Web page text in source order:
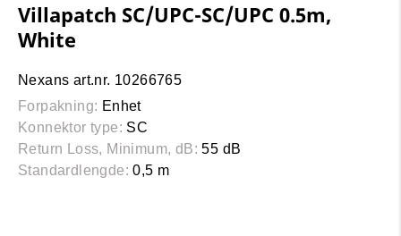
Villapatch SC/UPC-SC/UPC 0.5m,
White
Nexans art.nr. 10266765
Forpakning: Enhet
Konnektor type: SC
Return Loss, Minimum, dB: 55 dB
Standardlengde: 0,5 m